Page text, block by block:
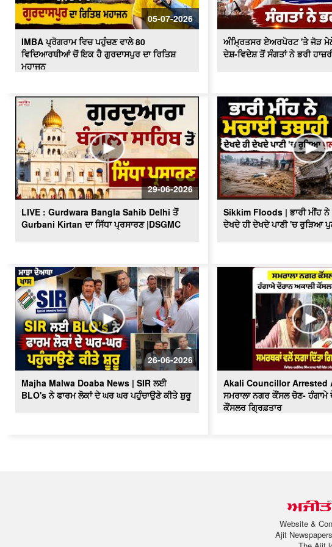
05-07-2026
IMBA ਪ੍ਰੋਗਰਾਮ ਵਿਚ ਪਹੁੰਚਣ ਵਾਲੇ 80
ਵਿਦਿਆਰਥੀਆਂ ਚੋਂ ਇਕ ਹੈ ਗੁਰਦਾਸਪੁਰ ਦਾ ਰਿਤਿਸ਼
ਮਹਾਜਨ
ਅੰਮ੍ਰਿਤਸਰ ਏਅਰਪੋਰਟ 'ਤੇ ਜੋੜ
ਦੇਸ਼-ਵਿਦੇਸ਼ ਤੋਂ ਸੰਗਤਾਂ ਨੇ ਭਰੀ
29-06-2026
LIVE : Gurdwara Bangla Sahib Delhi ਤੋਂ
Gurbani Kirtan ਦਾ ਸਿੱਧਾ ਪ੍ਰਸਾਰਣ |DSGMC
Sikkim Floods | ਭਾਰੀ ਮੀਂਹ ਨੇ
ਦੇਖਦੇ ਹੀ ਦੇਖਦੇ ਪਾਣੀ 'ਚ ਰੁੜਿਆ
26-06-2026
Majha Malwa Doaba News | SIR ਲਈ
BLO's ਨੇ ਫਾਰਮ ਲੋਕਾਂ ਦੇ ਘਰ ਘਰ ਪਹੁੰਚਾਉਣੇ ਕੀਤੇ ਸ਼ੁਰੂ
Akali Councillor Arrested
ਸਮਰਾਲਾ ਨਗਰ ਕੌਂਸਲ ਚੋਣ- ਹੰਗਾਮੇ
ਕੌਂਸਲਰ ਗ੍ਰਿਫ਼ਤਾਰ
Website &
Ajit